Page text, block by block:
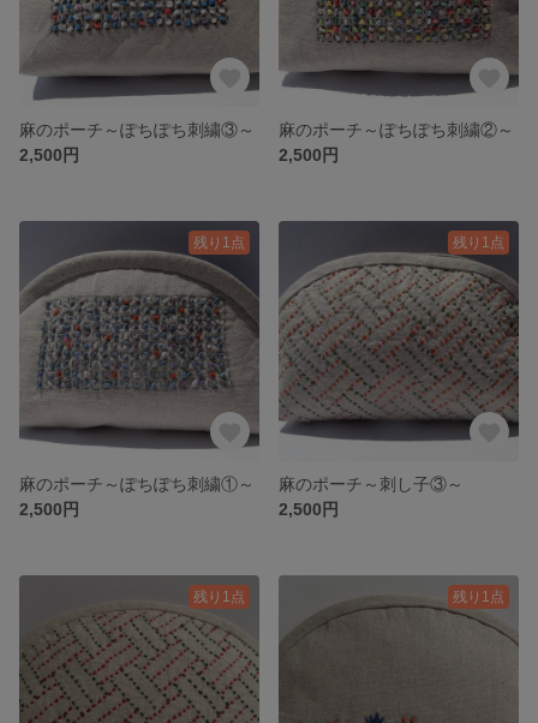
麻のポーチ～ぽちぽち刺繍③～
2,500円
麻のポーチ～ぽちぽち刺繍②～
2,500円
残り1点
麻のポーチ～ぽちぽち刺繍①～
2,500円
残り1点
麻のポーチ～刺し子③～
2,500円
残り1点 残り1点